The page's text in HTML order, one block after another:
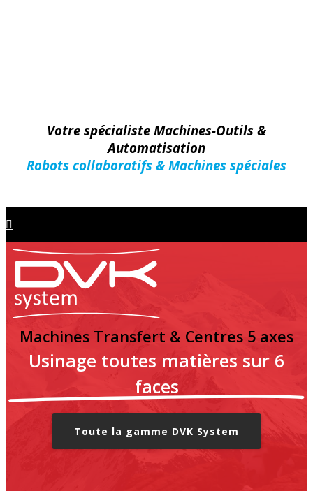
Votre spécialiste Machines-Outils &
Automatisation
Robots collaboratifs & Machines spéciales
Nouveautés
MARQUES
Emco
SALA & Linea Spindle
Shimada Kitako
QuickTech
Machines Transfert & Centres 5 axes
Usinage toutes matières sur 6
faces
Toute la gamme DVK System